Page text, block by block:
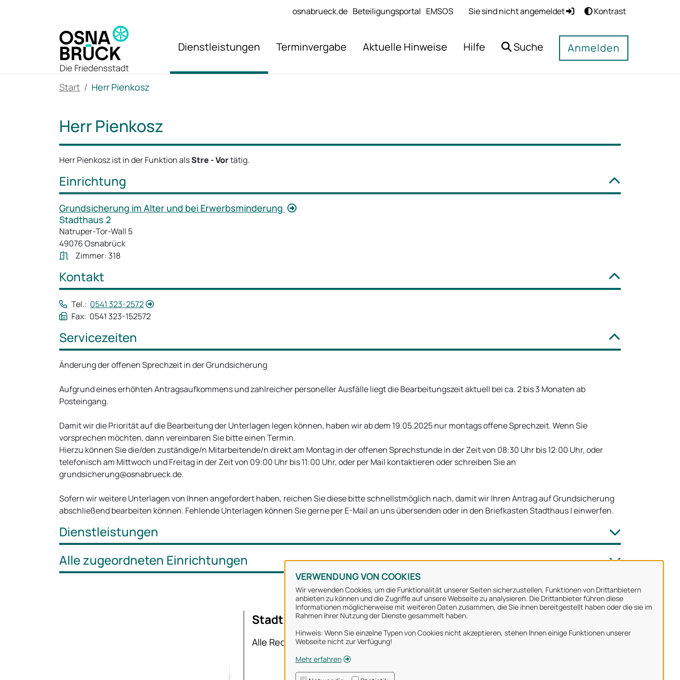
VERWENDUNG VON COOKIES
Wir verwenden Cookies, um die Funktionalität unserer Seiten sicherzustellen, Funktionen von Drittanbietern
anbieten zu können und die Zugriffe auf unsere Webseite zu analysieren. Die Drittanbieter führen diese
Informationen möglicherweise mit weiteren Daten zusammen, die Sie ihnen bereitgestellt haben oder die sie im
Rahmen Ihrer Nutzung der Dienste gesammelt haben.
Hinweis: Wenn Sie einzelne Typen von Cookies nicht akzeptieren, stehen Ihnen einige Funktionen unserer
Webseite nicht zur Verfügung!
Mehr erfahren
osnabrueck.de Beteiligungsportal EMSOS Sie sind nicht angemeldet Kontrast
Dienstleistungen Terminvergabe Aktuelle Hinweise Hilfe Suche Anmelden
Start Herr Pienkosz
Herr Pienkosz
Herr Pienkosz ist in der Funktion alsStre - Vortätig.
Einrichtung
Grundsicherung im Alter und bei Erwerbsminderung
Stadthaus 2
Natruper-Tor-Wall 5
49076 Osnabrück
Zimmer: 318
Kontakt
Tel.: 0541 323-2572
Fax: 0541 323-152572
Servicezeiten
Änderung der offenen Sprechzeit in der Grundsicherung
Aufgrund eines erhöhten Antragsaufkommens und zahlreicher personeller Ausfälle liegt die Bearbeitungszeit aktuell bei ca. 2 bis 3 Monaten ab
Posteingang.
Damit wir die Priorität auf die Bearbeitung der Unterlagen legen können, haben wir ab dem 19.05.2025 nur montags offene Sprechzeit. Wenn Sie
vorsprechen möchten, dann vereinbaren Sie bitte einen Termin.
Hierzu können Sie die/den zuständige/n Mitarbeitende/n direkt am Montag in der offenen Sprechstunde in der Zeit von 08:30 Uhr bis 12:00 Uhr, oder
telefonisch am Mittwoch und Freitag in der Zeit von 09:00 Uhr bis 11:00 Uhr, oder per Mail kontaktieren oder schreiben Sie an
grundsicherung@osnabrueck.de.
Sofern wir weitere Unterlagen von Ihnen angefordert haben, reichen Sie diese bitte schnellstmöglich nach, damit wir Ihren Antrag auf Grundsicherung
abschließend bearbeiten können. Fehlende Unterlagen können Sie gerne per E-Mail an uns übersenden oder in den Briefkasten Stadthaus I einwerfen.
Dienstleistungen
Alle zugeordneten Einrichtungen
Stadt Osnabrück
Alle Rechte vorbehalten
Über uns
Impressum